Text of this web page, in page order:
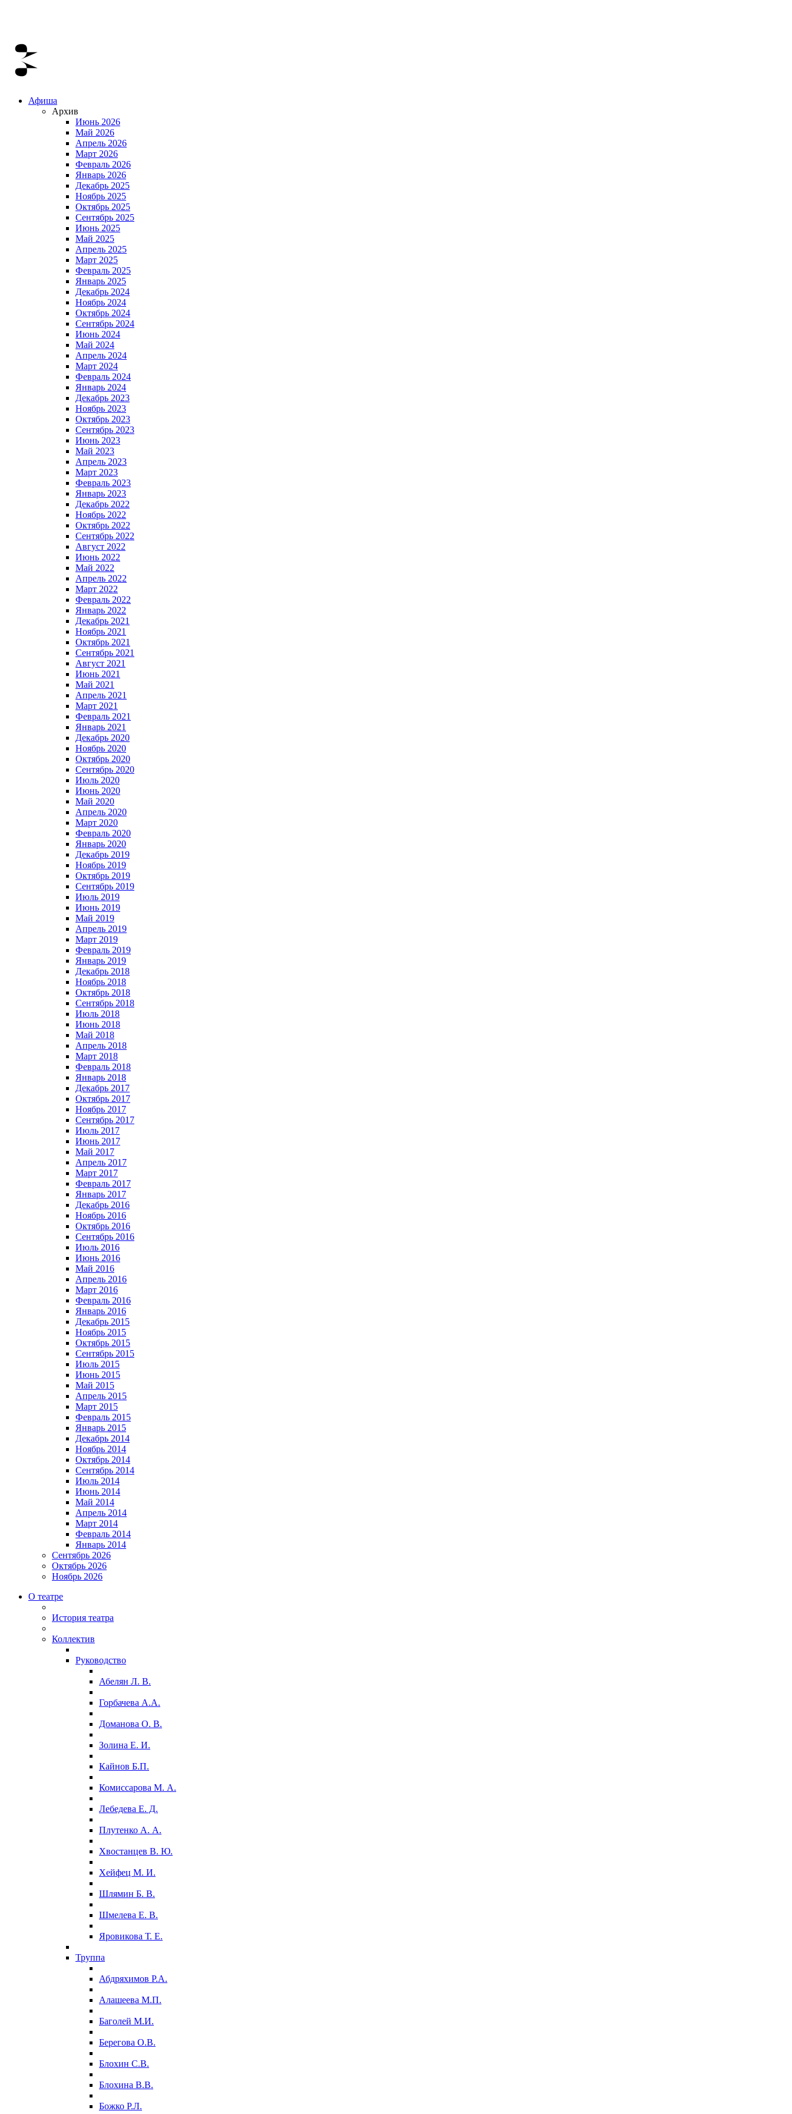
Афиша
Архив
Июнь 2026
Май 2026
Апрель 2026
Март 2026
Февраль 2026
Январь 2026
Декабрь 2025
Ноябрь 2025
Октябрь 2025
Сентябрь 2025
Июнь 2025
Май 2025
Апрель 2025
Март 2025
Февраль 2025
Январь 2025
Декабрь 2024
Ноябрь 2024
Октябрь 2024
Сентябрь 2024
Июнь 2024
Май 2024
Апрель 2024
Март 2024
Февраль 2024
Январь 2024
Декабрь 2023
Ноябрь 2023
Октябрь 2023
Сентябрь 2023
Июнь 2023
Май 2023
Апрель 2023
Март 2023
Февраль 2023
Январь 2023
Декабрь 2022
Ноябрь 2022
Октябрь 2022
Сентябрь 2022
Август 2022
Июнь 2022
Май 2022
Апрель 2022
Март 2022
Февраль 2022
Январь 2022
Декабрь 2021
Ноябрь 2021
Октябрь 2021
Сентябрь 2021
Август 2021
Июнь 2021
Май 2021
Апрель 2021
Март 2021
Февраль 2021
Январь 2021
Декабрь 2020
Ноябрь 2020
Октябрь 2020
Сентябрь 2020
Июль 2020
Июнь 2020
Май 2020
Апрель 2020
Март 2020
Февраль 2020
Январь 2020
Декабрь 2019
Ноябрь 2019
Октябрь 2019
Сентябрь 2019
Июль 2019
Июнь 2019
Май 2019
Апрель 2019
Март 2019
Февраль 2019
Январь 2019
Декабрь 2018
Ноябрь 2018
Октябрь 2018
Сентябрь 2018
Июль 2018
Июнь 2018
Май 2018
Апрель 2018
Март 2018
Февраль 2018
Январь 2018
Декабрь 2017
Октябрь 2017
Ноябрь 2017
Сентябрь 2017
Июль 2017
Июнь 2017
Май 2017
Апрель 2017
Март 2017
Февраль 2017
Январь 2017
Декабрь 2016
Ноябрь 2016
Октябрь 2016
Сентябрь 2016
Июль 2016
Июнь 2016
Май 2016
Апрель 2016
Март 2016
Февраль 2016
Январь 2016
Декабрь 2015
Ноябрь 2015
Октябрь 2015
Сентябрь 2015
Июль 2015
Июнь 2015
Май 2015
Апрель 2015
Март 2015
Февраль 2015
Январь 2015
Декабрь 2014
Ноябрь 2014
Октябрь 2014
Сентябрь 2014
Июль 2014
Июнь 2014
Май 2014
Апрель 2014
Март 2014
Февраль 2014
Январь 2014
Сентябрь 2026
Октябрь 2026
Ноябрь 2026
О театре
История театра
Коллектив
Руководство
Абелян Л. В.
Горбачева А.А.
Доманова О. В.
Золина Е. И.
Кайнов Б.П.
Комиссарова М. А.
Лебедева Е. Д.
Плутенко А. А.
Хвостанцев В. Ю.
Хейфец М. И.
Шлямин Б. В.
Шмелева Е. В.
Яровикова Т. Е.
Труппа
Абдряхимов Р.А.
Алашеева М.П.
Баголей М.И.
Берегова О.В.
Блохин С.В.
Блохина В.В.
Божко Р.Л.